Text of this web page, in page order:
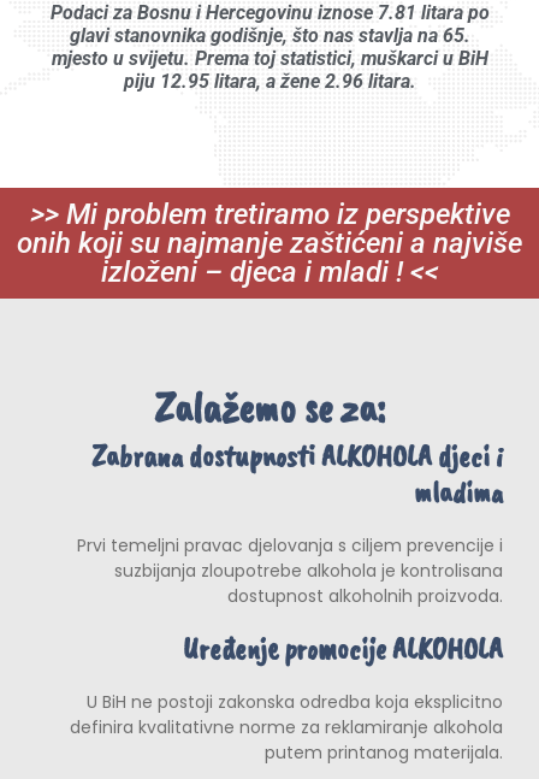
Podaci za Bosnu i Hercegovinu iznose 7.81 litara po
glavi stanovnika godišnje, što nas stavlja na 65.
mjesto u svijetu. Prema toj statistici, muškarci u BiH
piju 12.95 litara, a žene 2.96 litara.
>> Mi problem tretiramo iz perspektive
onih koji su najmanje zaštićeni a najviše
izloženi – djeca i mladi ! <<
Zalažemo se za:
Zabrana dostupnosti ALKOHOLA djeci i
mladima
Prvi temeljni pravac djelovanja s ciljem prevencije i
suzbijanja zloupotrebe alkohola je kontrolisana
dostupnost alkoholnih proizvoda.
Uređenje promocije ALKOHOLA
U BiH ne postoji zakonska odredba koja eksplicitno
definira kvalitativne norme za reklamiranje alkohola
putem printanog materijala.